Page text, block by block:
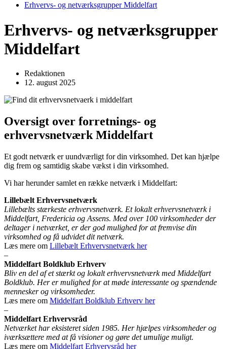
Erhvervs- og netværksgrupper Middelfart
Erhvervs- og netværksgrupper
Middelfart
Redaktionen
12. august 2025
Oversigt over forretnings- og
erhvervsnetværk Middelfart
Et godt netværk er uundværligt for din virksomhed. Det kan hjælpe
dig frem og samtidig skabe vækst i din virksomhed.
Vi har herunder samlet en række netværk i Middelfart:
Lillebælt Erhvervsnetværk
Lillebælts stærkeste erhvervsnetværk. Et lokalt erhvervsnetværk i
Middelfart, Fredericia og Assens. Med over 100 virksomheder der
deltager i netværket, er der god mulighed for at fremvise din
virksomhed og få udvidet dit netværk.
Læs mere om Lillebælt Erhvervsnetværk her
–
Middelfart Boldklub Erhverv
Bliv en del af et stærkt og lokalt erhvervsnetværk med Middelfart
Boldklub. Her er mulighed for at møde interessante og spændende
mennesker og virksomheder.
Læs mere om Middelfart Boldklub Erhverv her
–
Middelfart Erhvervsråd
Netværket har eksisteret siden 1985. Her hjælpes virksomheder og
iværksættere med at få visioner og gøre det umulige muligt.
Læs mere om Middelfart Erhvervsråd her